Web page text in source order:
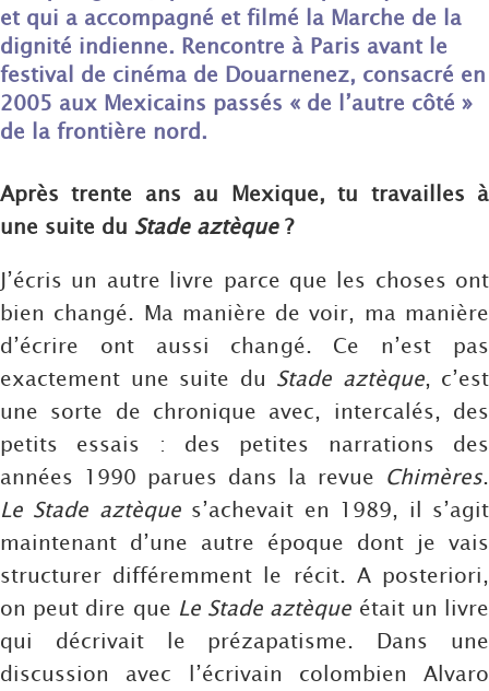
et qui a accompagné et filmé la Marche de la
dignité indienne. Rencontre à Paris avant le
festival de cinéma de Douarnenez, consacré en
2005 aux Mexicains passés « de l’autre côté »
de la frontière nord.
Après trente ans au Mexique, tu travailles à
une suite du Stade aztèque?
J’écris un autre livre parce que les choses ont
bien changé. Ma manière de voir, ma manière
d’écrire ont aussi changé. Ce n’est pas
exactement une suite du Stade aztèque, c’est
une sorte de chronique avec, intercalés, des
petits essais : des petites narrations des
années 1990 parues dans la revue Chimères.
Le Stade aztèques’achevait en 1989, il s’agit
maintenant d’une autre époque dont je vais
structurer différemment le récit. A posteriori,
on peut dire que Le Stade aztèque était un livre
qui décrivait le prézapatisme. Dans une
discussion avec l’écrivain colombien Alvaro